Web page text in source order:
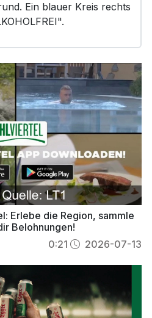
Ein blauer Kreis rechts
Erlebe die Region, sammle
Belohnungen!
0:21 2026-07-13